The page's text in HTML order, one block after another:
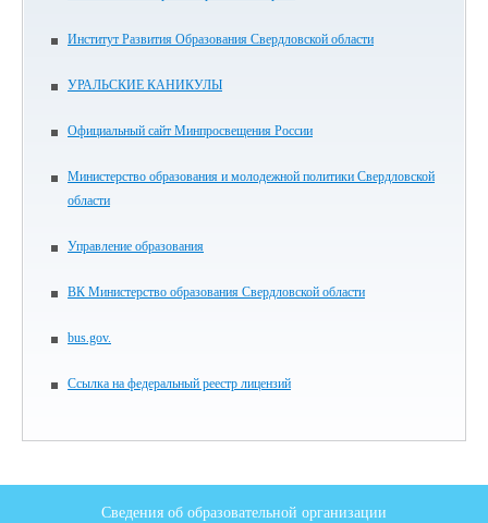
Институт Развития Образования Свердловской области
УРАЛЬСКИЕ КАНИКУЛЫ
Официальный сайт Минпросвещения России
Министерство образования и молодежной политики Свердловской
области
Управление образования
ВК Министерство образования Свердловской области
bus.gov.
Ссылка на федеральный реестр лицензий
Сведения об образовательной организации